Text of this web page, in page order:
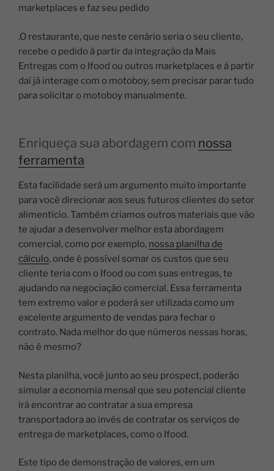
marketplaces e faz seu pedido
.O restaurante, que neste cenário seria o seu cliente,
recebe o pedido à partir da integração da Mais
Entregas com o Ifood ou outros marketplaces e à partir
daí já interage com o motoboy, sem precisar parar tudo
para solicitar o motoboy manualmente.
Enriqueça sua abordagem com nossa
ferramenta
Esta facilidade será um argumento muito importante
para você direcionar aos seus futuros clientes do setor
alimentício. Também criamos outros materiais que vão
te ajudar a desenvolver melhor esta abordagem
comercial, como por exemplo, nossa planilha de
cálculo, onde é possível somar os custos que seu
cliente teria com o Ifood ou com suas entregas, te
ajudando na negociação comercial. Essa ferramenta
tem extremo valor e poderá ser utilizada como um
excelente argumento de vendas para fechar o
contrato. Nada melhor do que números nessas horas,
não é mesmo?
Nesta planilha, você junto ao seu prospect, poderão
simular a economia mensal que seu potencial cliente
irá encontrar ao contratar a sua empresa
transportadora ao invés de contratar os serviços de
entrega de marketplaces, como o Ifood.
Este tipo de demonstração de valores, em um